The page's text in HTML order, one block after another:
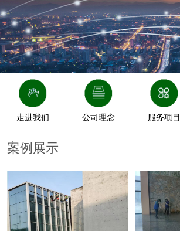
走进我们 公司理念 服务项目
案例展示